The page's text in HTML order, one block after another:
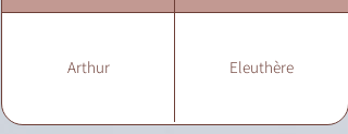
Arthur Eleuthère